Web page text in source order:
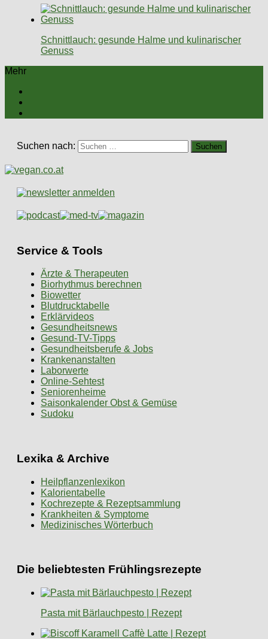
Schnittlauch: gesunde Halme und kulinarischer
Genuss
Mehr
Suchen nach:
Service & Tools
Ärzte & Therapeuten
Biorhythmus berechnen
Biowetter
Blutdrucktabelle
Erklärvideos
Gesundheitsnews
Gesund-TV-Tipps
Gesundheitsberufe & Jobs
Krankenanstalten
Laborwerte
Online-Sehtest
Seniorenheime
Saisonkalender Obst & Gemüse
Sudoku
Lexika & Archive
Heilpflanzenlexikon
Kalorientabelle
Kochrezepte & Rezeptsammlung
Krankheiten & Symptome
Medizinisches Wörterbuch
Die beliebtesten Frühlingsrezepte
Pasta mit Bärlauchpesto | Rezept